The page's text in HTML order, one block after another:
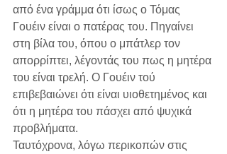
από ένα γράμμα ότι ίσως ο Τόμας
Γουέιν είναι ο πατέρας του. Πηγαίνει
στη βίλα του, όπου ο μπάτλερ τον
απορρίπτει, λέγοντάς του πως η μητέρα
του είναι τρελή. Ο Γουέιν τού
επιβεβαιώνει ότι είναι υιοθετημένος και
ότι η μητέρα του πάσχει από ψυχικά
προβλήματα.
Ταυτόχρονα, λόγω περικοπών στις